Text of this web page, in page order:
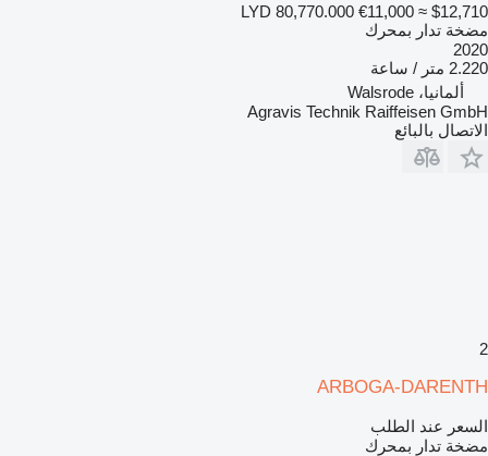
LYD 80,770.000 €11,000 ≈ $12,710
مضخة تدار بمحرك
2020
2.220 متر / ساعة
ألمانيا، Walsrode
Agravis Technik Raiffeisen GmbH
الاتصال بالبائع
2
ARBOGA-DARENTH
السعر عند الطلب
مضخة تدار بمحرك